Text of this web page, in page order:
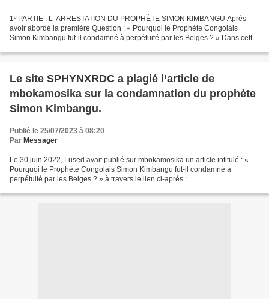
1º PARTIE : L’ ARRESTATION DU PROPHÈTE SIMON KIMBANGU Après
avoir abordé la première Question : « Pourquoi le Prophète Congolais
Simon Kimbangu fut-il condamné à perpétuité par les Belges ? » Dans cette
Le site SPHYNXRDC a plagié l’article de
mbokamosika sur la condamnation du prophète
Simon Kimbangu.
Publié le 25/07/2023 à 08:20
Par Messager
Le 30 juin 2022, Lused avait publié sur mbokamosika un article intitulé : «
Pourquoi le Prophète Congolais Simon Kimbangu fut-il condamné à
perpétuité par les Belges ? » à travers le lien ci-après :
simon-kimbangu-fut-il-condamne-a-perpetuite-par-les-belges.html...